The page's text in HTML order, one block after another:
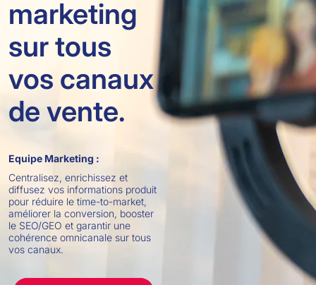
marketing
sur tous
vos canaux
de vente.
Equipe Marketing :
Centralisez, enrichissez et
diffusez vos informations produit
pour réduire le time-to-market,
améliorer la conversion, booster
le SEO/GEO et garantir une
cohérence omnicanale sur tous
vos canaux.